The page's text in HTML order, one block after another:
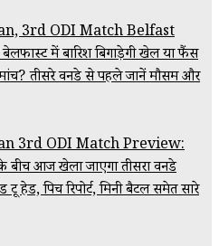
3rd ODI Match Belfast
में बारिश बिगाड़ेगी खेल या फैंस
तीसरे वनडे से पहले जानें मौसम और
3rd ODI Match Preview:
आज खेला जाएगा तीसरा वनडे
हेड, पिच रिपोर्ट, मिनी बैटल समेत सारे